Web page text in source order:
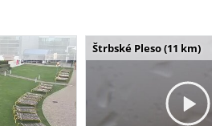
Štrbské Pleso (11 km)